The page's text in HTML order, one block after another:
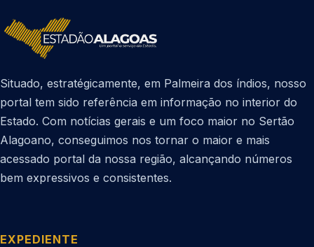
Situado, estratégicamente, em Palmeira dos índios, nosso
portal tem sido referência em informação no interior do
Estado. Com notícias gerais e um foco maior no Sertão
Alagoano, conseguimos nos tornar o maior e mais
acessado portal da nossa região, alcançando números
bem expressivos e consistentes.
EXPEDIENTE